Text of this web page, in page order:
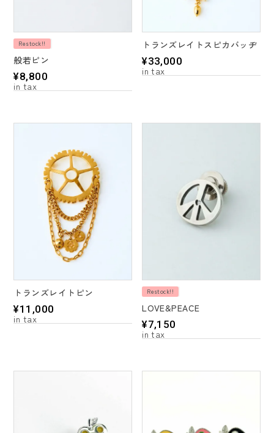
Restock!!
般若ピン
¥8,800
トランズレイトスピカバッヂ
¥33,000
トランズレイトピン
¥11,000
Restock!!
LOVE&PEACE
¥7,150